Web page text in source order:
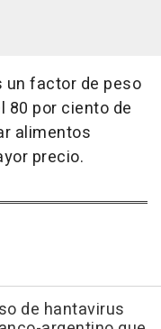
un factor de peso
80 por ciento de
alimentos
precio.
de hantavirus